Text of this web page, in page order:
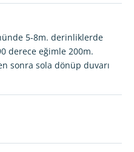
5-8m. derinliklerde
derece eğimle 200m.
sonra sola dönüp duvarı